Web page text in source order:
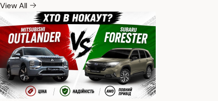
View All